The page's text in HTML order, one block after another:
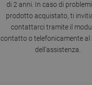
di 2 anni. In caso di problemi
prodotto acquistato, ti
contattarci tramite il
contatto o telefonicamente al
dell'assistenza.